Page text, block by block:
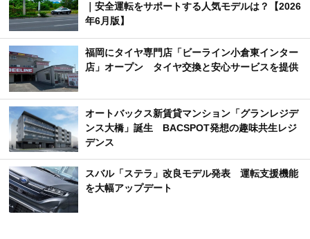
｜安全運転をサポートする人気モデルは？【2026
年6月版】
福岡にタイヤ専門店「ビーライン小倉東インター
店」オープン タイヤ交換と安心サービスを提供
オートバックス新賃貸マンション「グランレジデ
ンス大橋」誕生 BACSPOT発想の趣味共生レジ
デンス
スバル「ステラ」改良モデル発表 運転支援機能
を大幅アップデート